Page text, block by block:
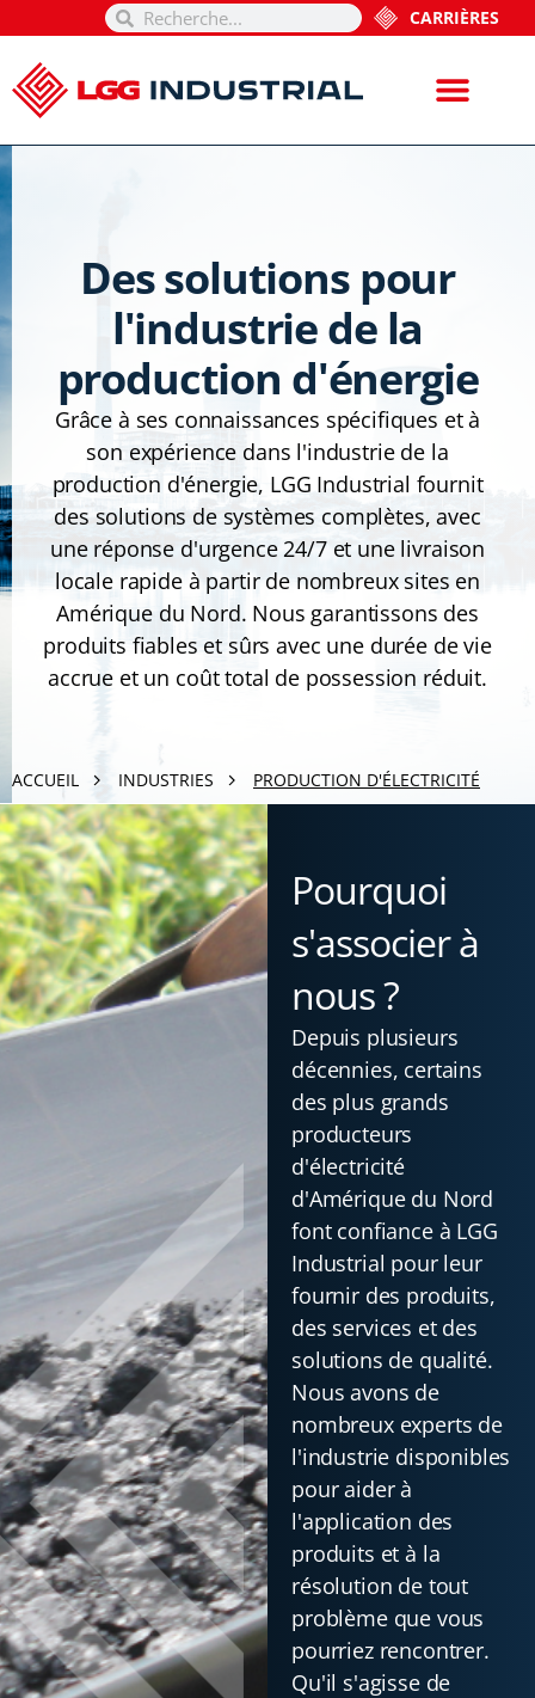
CARRIÈRES
Des solutions pour
l'industrie de la
production d'énergie
Grâce à ses connaissances spécifiques et à
son expérience dans l'industrie de la
production d'énergie, LGG Industrial fournit
des solutions de systèmes complètes, avec
une réponse d'urgence 24/7 et une livraison
locale rapide à partir de nombreux sites en
Amérique du Nord. Nous garantissons des
produits fiables et sûrs avec une durée de vie
accrue et un coût total de possession réduit.
ACCUEIL INDUSTRIES PRODUCTION D'ÉLECTRICITÉ
Pourquoi
s'associer à
nous ?
Depuis plusieurs
décennies, certains
des plus grands
producteurs
d'électricité
d'Amérique du Nord
font confiance à LGG
Industrial pour leur
fournir des produits,
des services et des
solutions de qualité.
Nous avons de
nombreux experts de
l'industrie disponibles
pour aider à
l'application des
produits et à la
résolution de tout
problème que vous
pourriez rencontrer.
Qu'il s'agisse de